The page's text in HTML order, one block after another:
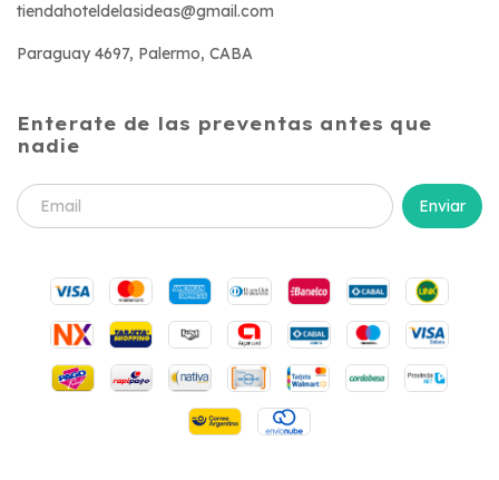
tiendahoteldelasideas@gmail.com
Paraguay 4697, Palermo, CABA
Enterate de las preventas antes que
nadie